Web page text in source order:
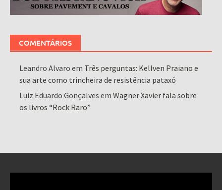
COMENTÁRIOS
Leandro Alvaro em Três perguntas: Kellven Praiano e
sua arte como trincheira de resistência pataxó
Luiz Eduardo Gonçalves emWagner Xavier fala sobre
os livros “Rock Raro”